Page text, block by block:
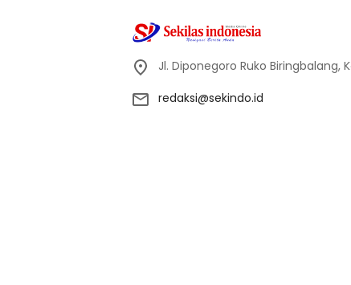
Jl. Diponegoro Ruko Biringbalang,
redaksi@sekindo.id